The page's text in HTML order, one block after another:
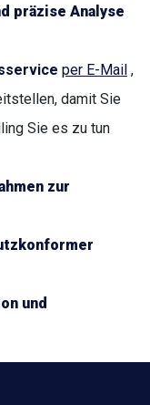
präzise Analyse
per E-Mail ,
damit Sie
Sie es zu tun
zur
und